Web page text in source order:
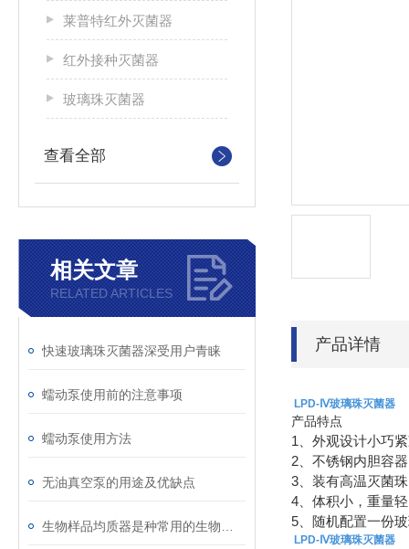
莱普特红外灭菌器
红外接种灭菌器
玻璃珠灭菌器
查看全部
相关文章
RELATED ARTICLES
快速玻璃珠灭菌器深受用户青睐
蠕动泵使用前的注意事项
蠕动泵使用方法
无油真空泵的用途及优缺点
产品详情
LPD-Ⅳ玻璃珠灭菌器
产品特点
1、外观设计小巧
2、不锈钢内胆容
3、装有高温灭菌
4、体积小，重量
5、随机配置一份
LPD-Ⅳ玻璃珠灭菌器